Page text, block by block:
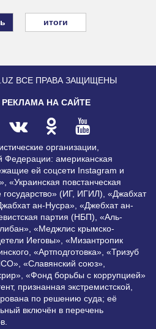
итоги
ВСЕ ПРАВА ЗАЩИЩЕНЫ
РЕКЛАМА НА САЙТЕ
организации,
Федерации: американская
ей соцсети Instagram и
«Украинская повстанческая
(ИГ, ИГИЛ), «Джабхат
ан-Нусра», «Джебхат ан-
партия (НБП), «Аль-
«Меджлис крымско-
Иеговы», «Мизантропик
«Артподготовка», «Тризуб
«Славянский союз»,
«Фонд борьбы с коррупцией»
признанная экстремистской,
по решению суда; её
включён в перечень